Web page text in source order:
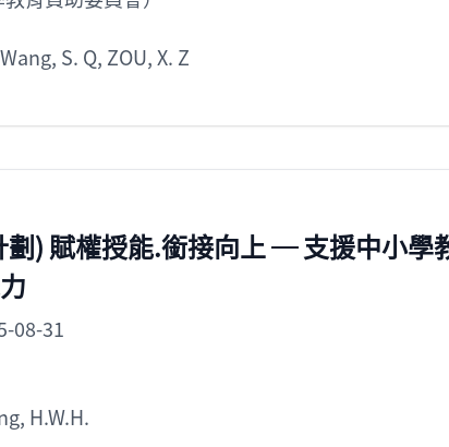
Wang, S. Q, ZOU, X. Z
) 賦權授能.銜接向上 ─ 支援中小學
08-31
H.W.H.